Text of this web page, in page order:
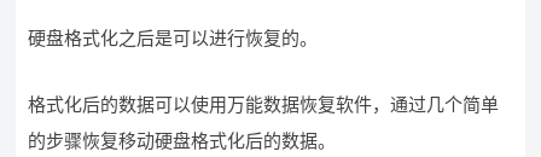
硬盘格式化之后是可以进行恢复的。
格式化后的数据可以使用万能数据恢复软件，通过几个简单
的步骤恢复移动硬盘格式化后的数据。